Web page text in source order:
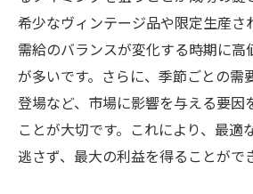
高値で売るための最適な
市場での希少性の評価基準
高値買取を実現するため
希少価値を引き出すため
希少な洋酒のコレクター向
希少なヴィンテージ品や限定生産さ
需給のバランスが変化する時期に高
が多いです。さらに、季節ごとの需
登場など、市場に影響を与える要因
ことが大切です。これにより、最適
逃さず、最大の利益を得ることがで